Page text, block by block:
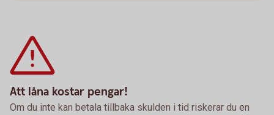
Att låna kostar pengar!
Om du inte kan betala tillbaka skulden i tid riskerar du en